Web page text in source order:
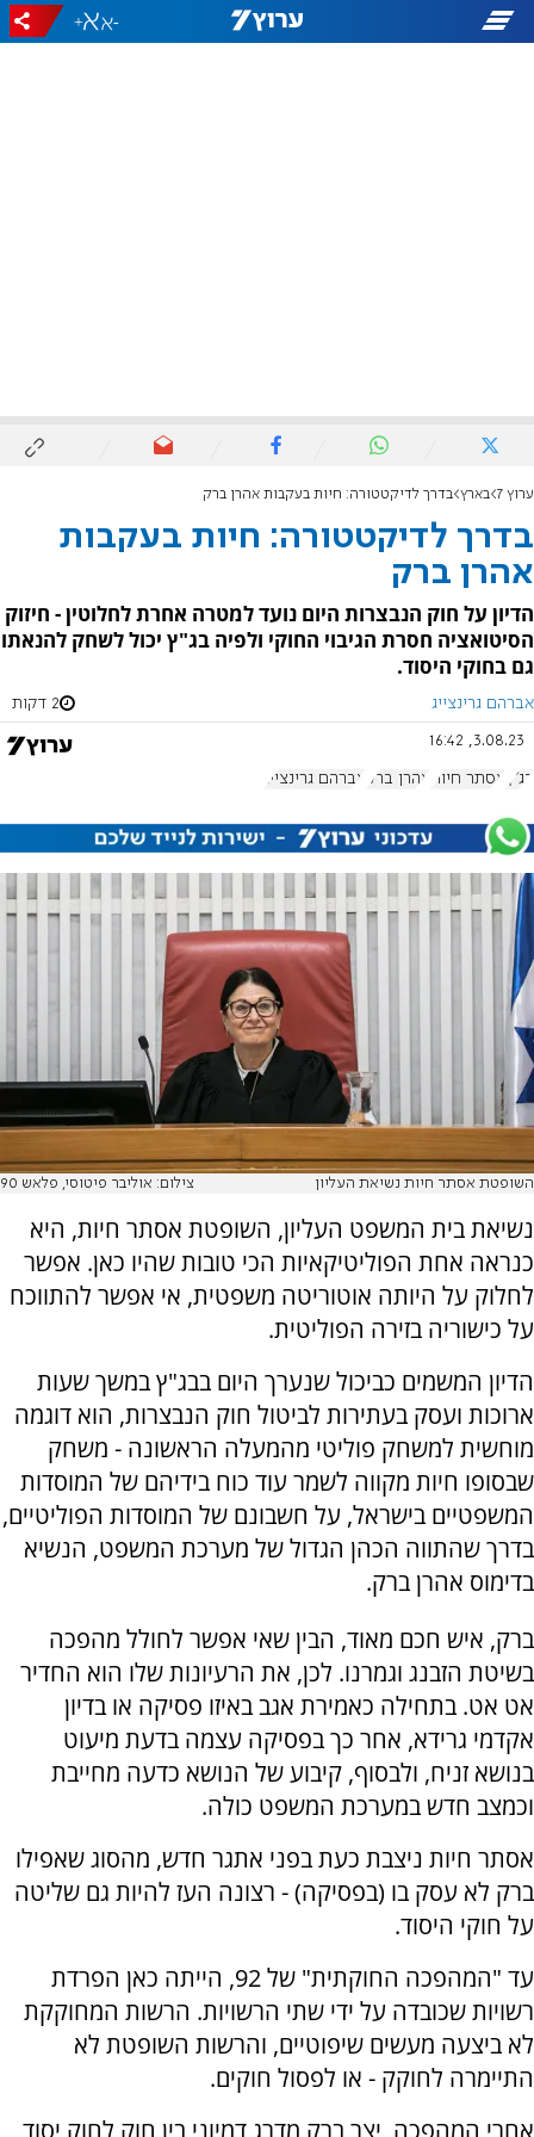
-
+
ערוץ 7 בארץ בדרך לדיקטטורה: חיות בעקבות אהרן ברק
בדרך לדיקטטורה: חיות בעקבות
אהרן ברק
הדיון על חוק הנבצרות היום נועד למטרה אחרת לחלוטין - חיזוק
הסיטואציה חסרת הגיבוי החוקי ולפיה בג"ץ יכול לשחק להנאתו
גם בחוקי היסוד.
אברהם גרינצייג 2 דקות
3.08.23, 16:42
בג"ץ אסתר חיות אהרן ברק אברהם גרינצייג
השופטת אסתר חיות נשיאת העליון צילום: אוליבר פיטוסי, פלאש 90
נשיאת בית המשפט העליון, השופטת אסתר חיות, היא
כנראה אחת הפוליטיקאיות הכי טובות שהיו כאן. אפשר
לחלוק על היותה אוטוריטה משפטית, אי אפשר להתווכח
על כישוריה בזירה הפוליטית.
הדיון המשמים כביכול שנערך היום בבג"ץ במשך שעות
ארוכות ועסק בעתירות לביטול חוק הנבצרות, הוא דוגמה
מוחשית למשחק פוליטי מהמעלה הראשונה - משחק
שבסופו חיות מקווה לשמר עוד כוח בידיהם של המוסדות
המשפטיים בישראל, על חשבונם של המוסדות הפוליטיים,
בדרך שהתווה הכהן הגדול של מערכת המשפט, הנשיא
בדימוס אהרן ברק.
ברק, איש חכם מאוד, הבין שאי אפשר לחולל מהפכה
בשיטת הזבנג וגמרנו. לכן, את הרעיונות שלו הוא החדיר
אט אט. בתחילה כאמירת אגב באיזו פסיקה או בדיון
אקדמי גרידא, אחר כך בפסיקה עצמה בדעת מיעוט
בנושא זניח, ולבסוף, קיבוע של הנושא כדעה מחייבת
וכמצב חדש במערכת המשפט כולה.
אסתר חיות ניצבת כעת בפני אתגר חדש, מהסוג שאפילו
ברק לא עסק בו (בפסיקה) - רצונה העז להיות גם שליטה
על חוקי היסוד.
עד "המהפכה החוקתית" של 92, הייתה כאן הפרדת
רשויות שכובדה על ידי שתי הרשויות. הרשות המחוקקת
לא ביצעה מעשים שיפוטיים, והרשות השופטת לא
התיימרה לחוקק - או לפסול חוקים.